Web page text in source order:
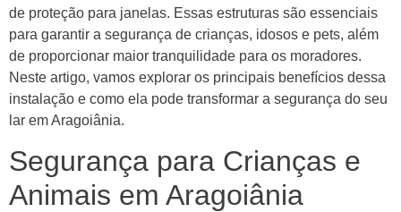
de proteção para janelas. Essas estruturas são essenciais
para garantir a segurança de crianças, idosos e pets, além
de proporcionar maior tranquilidade para os moradores.
Neste artigo, vamos explorar os principais benefícios dessa
instalação e como ela pode transformar a segurança do seu
lar em Aragoiânia.
Segurança para Crianças e
Animais em Aragoiânia